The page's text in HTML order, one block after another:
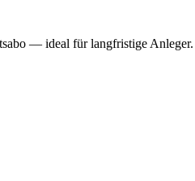
— ideal für langfristige Anleger.